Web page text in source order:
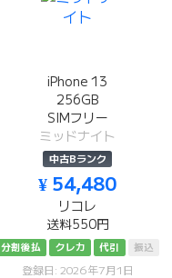
iPhone 13
256GB
SIMフリー
ミッドナイト
中古Bランク
¥ 54,480
リコレ
送料550円
分割後払 クレカ 代引 振込
登録日: 2026年7月1日